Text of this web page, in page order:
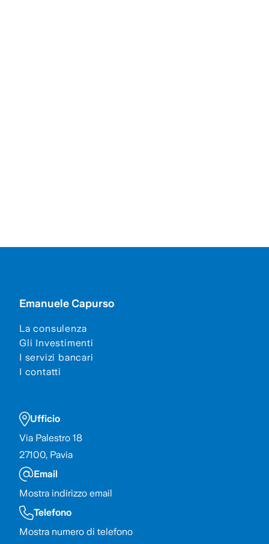
Emanuele Capurso
La consulenza
Gli Investimenti
I servizi bancari
I contatti
Ufficio
Via Palestro 18
27100, Pavia
Email
Mostra indirizzo email
Telefono
Mostra numero di telefono